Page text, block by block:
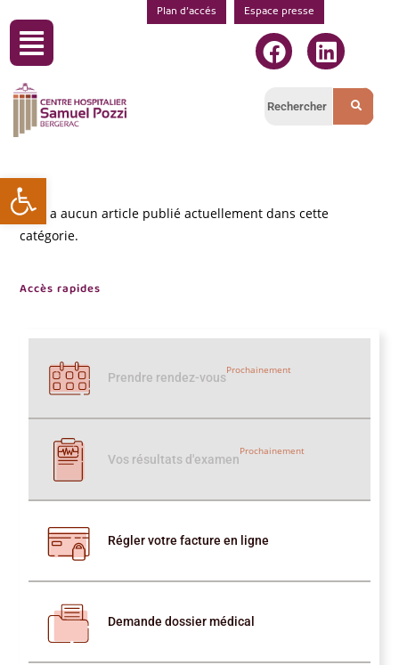
Ouvrir la barre d’outils
Plan d’accés Espace presse
Il n’y a aucun article publié actuellement dans cette
catégorie.
Accès rapides
Prendre rendez-vous
Prochainement
Vos résultats d'examen
Prochainement
Régler votre facture en ligne
Demande dossier médical